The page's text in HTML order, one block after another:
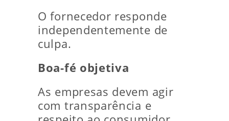
O fornecedor responde
independentemente de
culpa.
Boa-fé objetiva
As empresas devem agir
com transparência e